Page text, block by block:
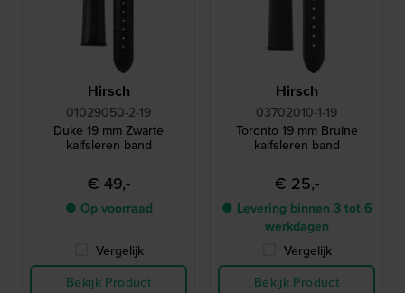
Hirsch
01029050-2-19
Duke 19 mm Zwarte
kalfsleren band
€ 49,-
● Op voorraad
Vergelijk
Bekijk Product
Hirsch
03702010-1-19
Toronto 19 mm Bruine
kalfsleren band
€ 25,-
● Levering binnen 3 tot 6
werkdagen
Vergelijk
Bekijk Product